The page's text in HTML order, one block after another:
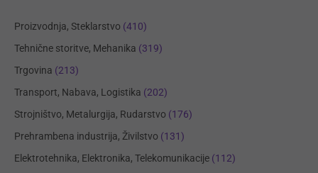
Proizvodnja, Steklarstvo (410)
Tehnične storitve, Mehanika (319)
Trgovina (213)
Transport, Nabava, Logistika (202)
Strojništvo, Metalurgija, Rudarstvo (176)
Prehrambena industrija, Živilstvo (131)
Elektrotehnika, Elektronika, Telekomunikacije (112)